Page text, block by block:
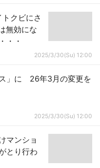
トクビにさ
無効にな
・・
2025/3/30(Su) 12:00
」に 26年3月の変更を
2025/3/30(Su) 12:00
マンショ
とり行わ